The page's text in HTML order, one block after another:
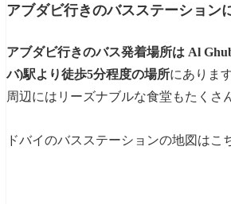
アブダビ行きのバスステーション
アブダビ行きのバス発着場所は Al
バ)駅より徒歩5分程度の場所にありま
周辺にはリーズナブルな食堂もたくさ
ドバイのバスステーションの地図はこ